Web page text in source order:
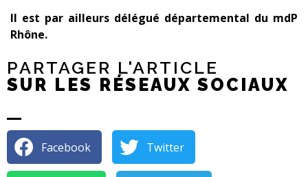
Il est par ailleurs délégué départemental du mdP
Rhône.
PARTAGER L'ARTICLE
SUR LES RÉSEAUX SOCIAUX
Facebook Twitter